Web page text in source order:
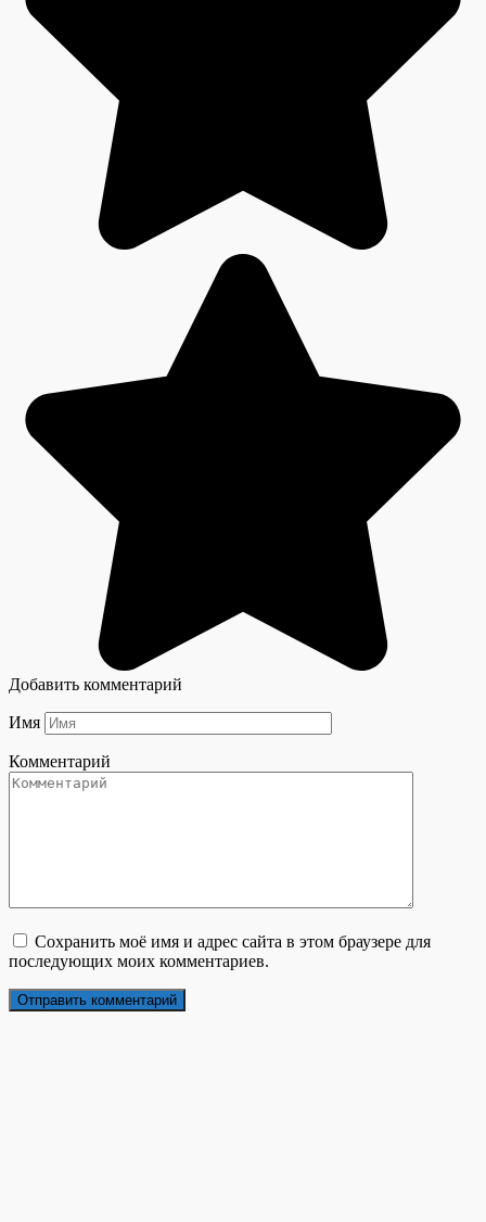
Добавить комментарий
Имя
Комментарий
Сохранить моё имя и адрес сайта в этом браузере для
последующих моих комментариев.